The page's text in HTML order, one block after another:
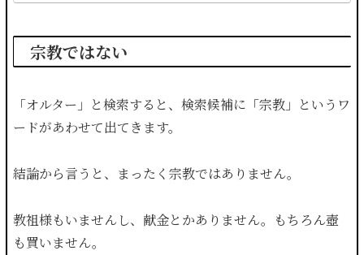
宗教ではない
「オルター」と検索すると、検索候補に「宗教」というワ
ードがあわせて出てきます。
結論から言うと、まったく宗教ではありません。
教祖様もいませんし、献金とかありません。もちろん壺
も買いません。